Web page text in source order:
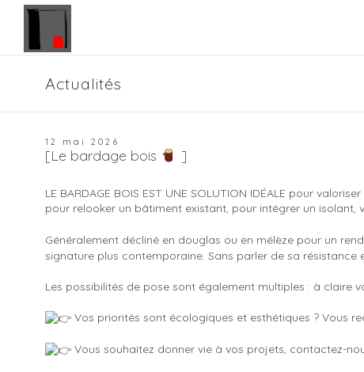
Panneau de gestion des cookies
Actualités
12 mai 2026
[Le bardage bois ]
LE BARDAGE BOIS EST UNE SOLUTION IDÉALE pour
pour relooker un bâtiment existant, pour intégrer un isolant,
Généralement décliné en douglas ou en mélèze pour un
signature plus contemporaine. Sans parler de sa
Les possibilités de pose sont également multiples : à claire
Vos priorités sont écologiques et esthétiques ? Vous
Vous souhaitez donner vie à vos projets, contactez-